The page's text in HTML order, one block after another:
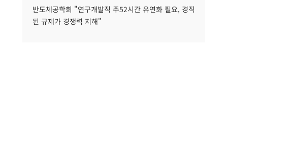
반도체공학회 "연구개발직 주52시간 유연화 필요, 경직
된 규제가 경쟁력 저해"